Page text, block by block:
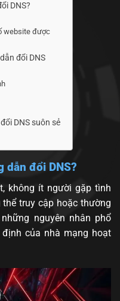
DNS?
website được
đổi DNS
DNS suôn sẻ
dẫn đổi DNS?
không ít người gặp tình
truy cập hoặc thường
nguyên nhân phổ
của nhà mạng hoạt